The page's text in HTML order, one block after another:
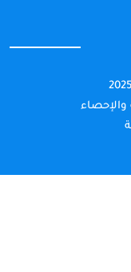
والإحصاء